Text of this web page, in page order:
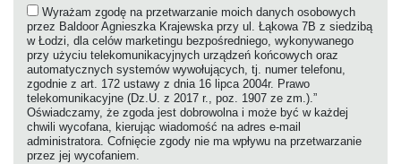
Wyrażam zgodę na przetwarzanie moich danych osobowych
przez Baldoor Agnieszka Krajewska przy ul. Łąkowa 7B z siedzibą
w Łodzi, dla celów marketingu bezpośredniego, wykonywanego
przy użyciu telekomunikacyjnych urządzeń końcowych oraz
automatycznych systemów wywołujących, tj. numer telefonu,
zgodnie z art. 172 ustawy z dnia 16 lipca 2004r. Prawo
telekomunikacyjne (Dz.U. z 2017 r., poz. 1907 ze zm.).”
Oświadczamy, że zgoda jest dobrowolna i może być w każdej
chwili wycofana, kierując wiadomość na adres e-mail
administratora. Cofnięcie zgody nie ma wpływu na przetwarzanie
przez jej wycofaniem.